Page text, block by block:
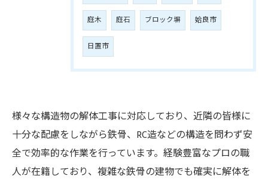
庭木 庭石 ブロック塀 姶良市
日置市
様々な構造物の解体工事に対応しており、近隣の皆様に
十分な配慮をしながら鉄骨、RC造などの構造を問わず安
全で効率的な作業を行っています。経験豊富なプロの職
人が在籍しており、複雑な鉄骨の建物でも確実に解体を